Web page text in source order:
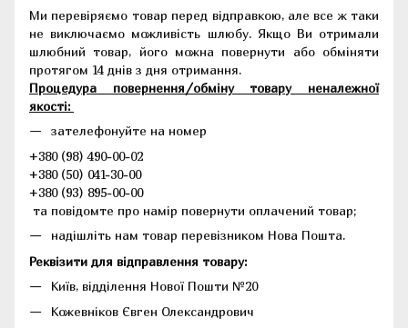
Ми перевіряємо товар перед відправкою, але все ж таки
не виключаємо можливість шлюбу. Якщо Ви отримали
шлюбний товар, його можна повернути або обміняти
протягом 14 днів з дня отримання.
Процедура повернення/обміну товару неналежної
якості:
зателефонуйте на номер
+380 (98) 490-00-02
+380 (50) 041-30-00
+380 (93) 895-00-00
та повідомте про намір повернути оплачений товар;
надішліть нам товар перевізником Нова Пошта.
Реквізити для відправлення товару:
Київ, відділення Нової Пошти №20
Кожевніков Євген Олександрович